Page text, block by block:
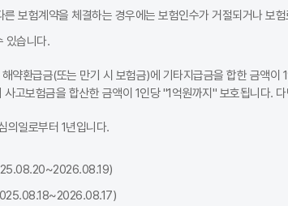
보험계약을 체결하는 경우에는 보험인수가 거절되거나 보
있습니다.
약환급금(또는 만기 시 보험금)에 기타지급금을 합한 금액
고보험금을 합산한 금액이 1인당 "1억원까지" 보호됩니다.
의일로부터 1년입니다.